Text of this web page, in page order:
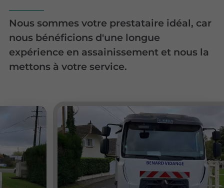
Nous sommes votre prestataire idéal, car
nous bénéficions d'une longue
expérience en assainissement et nous la
mettons à votre service.